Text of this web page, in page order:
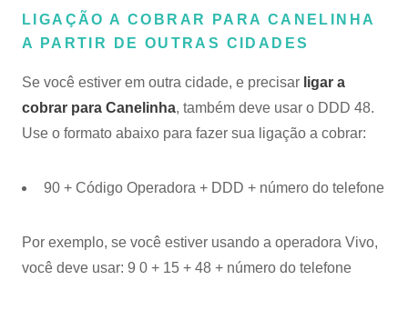
LIGAÇÃO A COBRAR PARA CANELINHA
A PARTIR DE OUTRAS CIDADES
Se você estiver em outra cidade, e precisar ligar a
cobrar para Canelinha, também deve usar o DDD 48.
Use o formato abaixo para fazer sua ligação a cobrar:
90 + Código Operadora + DDD + número do telefone
Por exemplo, se você estiver usando a operadora Vivo,
você deve usar: 9 0 + 15 + 48 + número do telefone